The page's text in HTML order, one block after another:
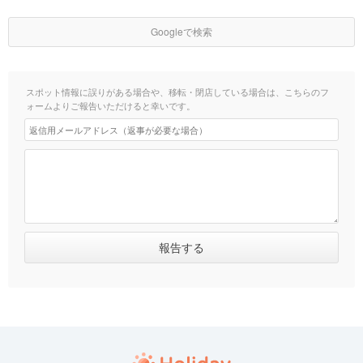
Googleで検索
スポット情報に誤りがある場合や、移転・閉店している場合は、こちらのフ
ォームよりご報告いただけると幸いです。